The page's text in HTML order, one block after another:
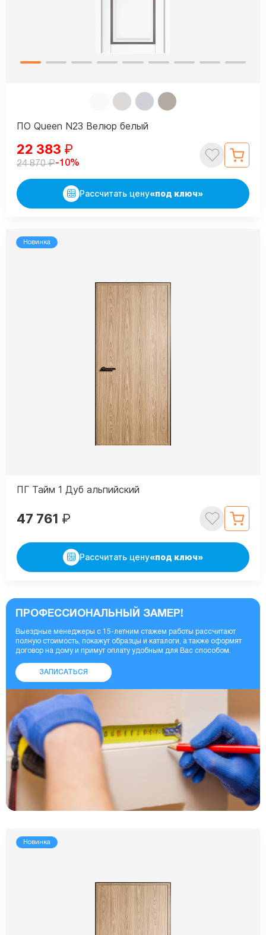
ПО Queen N23 Велюр белый
22 383 ₽
24 870₽-10%
Рассчитать цену«под ключ»
Новинка
ПГ Тайм 1 Дуб альпийский
47 761 ₽
Рассчитать цену«под ключ»
ПРОФЕССИОНАЛЬНЫЙ ЗАМЕР!
Выездные менеджеры с 15-летним стажем работы рассчитают
полную стоимость, покажут образцы и каталоги, а также оформят
договор на дому и примут оплату удобным для Вас способом.
ЗАПИСАТЬСЯ
Новинка